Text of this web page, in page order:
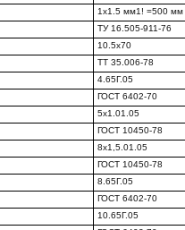
1x1.5 мм1! =500
ТУ 16.505-911-76
10.5x70
ТТ 35.006-78
4.65Г.05
ГОСТ 6402-70
5x1.01.05
ГОСТ 10450-78
8x1,5.01.05
ГОСТ 10450-78
8.65Г.05
ГОСТ 6402-70
10.65Г.05